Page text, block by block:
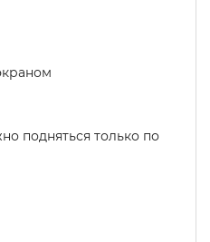
подняться только по